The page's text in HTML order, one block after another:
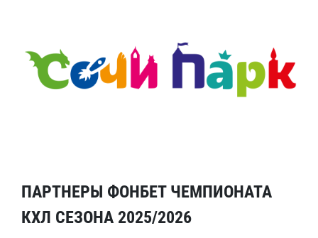
ПАРТНЕРЫ ФОНБЕТ ЧЕМПИОНАТА
КХЛ СЕЗОНА 2025/2026